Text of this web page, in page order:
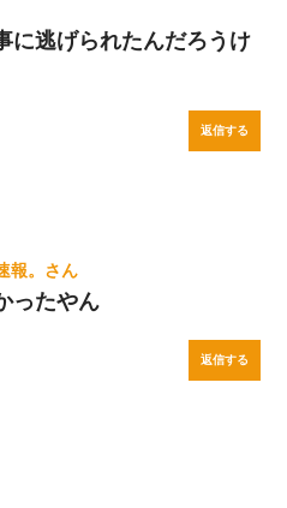
に逃げられたんだろうけ
返信する
。
ったやん
返信する